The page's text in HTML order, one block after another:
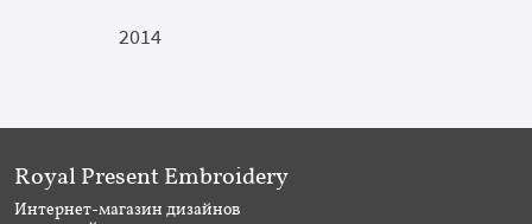
2014
Royal Present Embroidery
Интернет-магазин дизайнов